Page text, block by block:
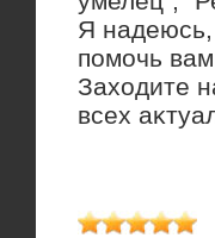
Я надеюсь,
помочь
Захοдите
всех